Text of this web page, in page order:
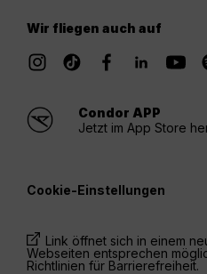
Wir fliegen auch auf
Condor APP
Jetzt im App Store
Cookie-Einstellungen
Link öffnet sich in einem
Webseiten entsprechen
Richtlinien für Barrierefreiheit.